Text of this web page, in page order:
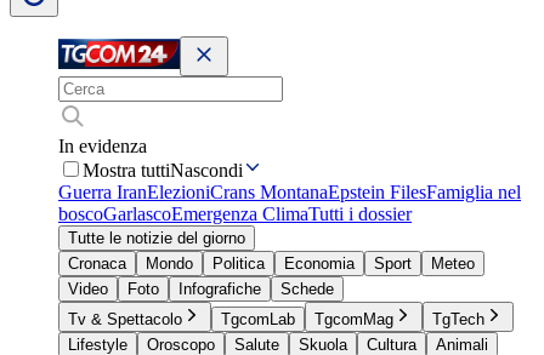
In evidenza
Mostra tuttiNascondi
Guerra IranElezioniCrans MontanaEpstein FilesFamiglia nel
boscoGarlascoEmergenza ClimaTutti i dossier
Tutte le notizie del giorno
Cronaca
Mondo Politica Economia Sport
Meteo
Video
Foto Infografiche
Schede
Tv & Spettacolo
TgcomLab TgcomMag
TgTech
Lifestyle
Oroscopo Salute Skuola Cultura
Animali